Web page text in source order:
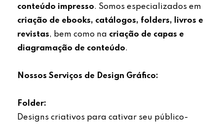
conteúdo impresso. Somos especializados em
criação de ebooks, catálogos, folders, livros e
revistas, bem como na criação de capas e
diagramação de conteúdo.
Nossos Serviços de Design Gráfico:
Folder:
Designs criativos para cativar seu público-